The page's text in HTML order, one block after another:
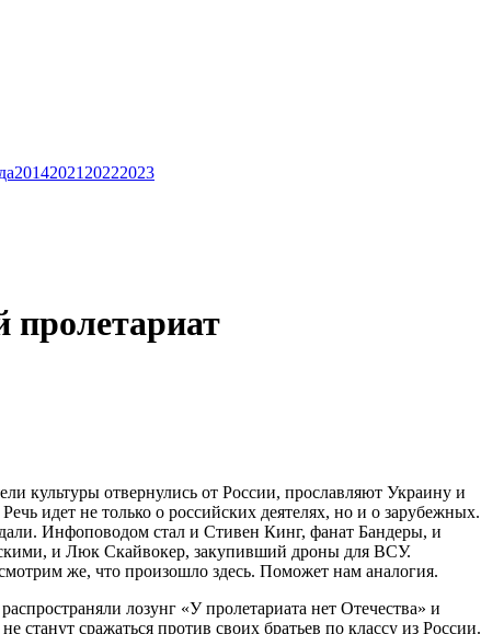
2014202120222023
пролетариат
культуры отвернулись от России, прославляют Украину и
идет не только о российских деятелях, но и о зарубежных.
Инфоповодом стал и Стивен Кинг, фанат Бандеры, и
и Люк Скайвокер, закупивший дроны для ВСУ.
же, что произошло здесь. Поможет нам аналогия.
лозунг «У пролетариата нет Отечества» и
станут сражаться против своих братьев по классу из России.